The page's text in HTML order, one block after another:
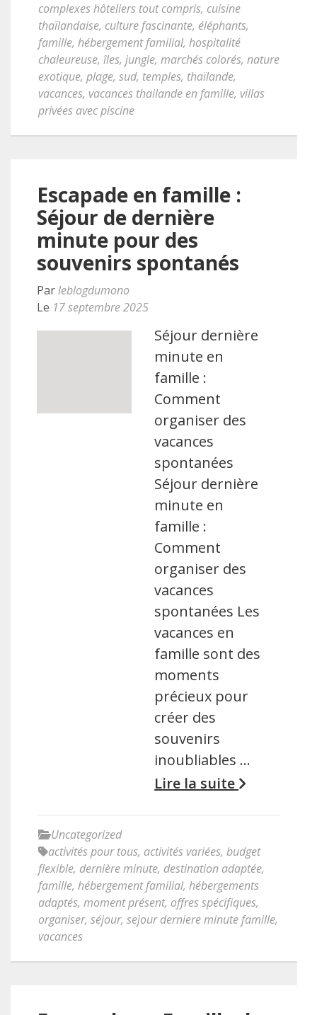
complexes hôteliers tout compris, cuisine
thaïlandaise, culture fascinante, éléphants,
famille, hébergement familial, hospitalité
chaleureuse, îles, jungle, marchés colorés, nature
exotique, plage, sud, temples, thaïlande,
vacances, vacances thailande en famille, villas
privées avec piscine
Escapade en famille :
Séjour de dernière
minute pour des
souvenirs spontanés
Parleblogdumono
Le 17 septembre 2025
Séjour dernière
minute en
famille :
Comment
organiser des
vacances
spontanées
Séjour dernière
minute en
famille :
Comment
organiser des
vacances
spontanées Les
vacances en
famille sont des
moments
précieux pour
créer des
souvenirs
inoubliables …
Lire la suite
Uncategorized
activités pour tous, activités variées, budget
flexible, dernière minute, destination adaptée,
famille, hébergement familial, hébergements
adaptés, moment présent, offres spécifiques,
organiser, séjour, sejour derniere minute famille,
vacances